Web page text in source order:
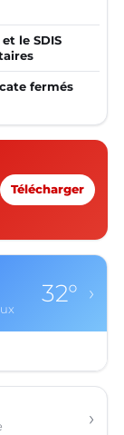
le SDIS
fermés
Télécharger
32° ›
›